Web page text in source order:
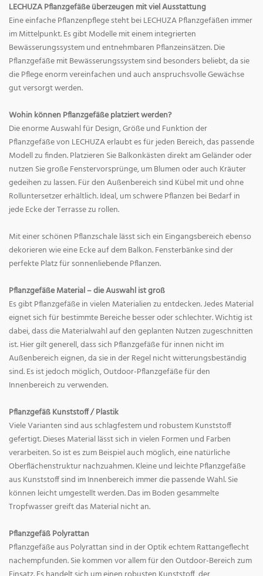
LECHUZA Pflanzgefäße überzeugen mit viel Ausstattung
Eine einfache Pflanzenpflege steht bei LECHUZA Pflanzgefäßen immer
im Mittelpunkt. Es gibt Modelle mit einem integrierten
Bewässerungssystem und entnehmbaren Pflanzeinsätzen. Die
Pflanzgefäße mit Bewässerungssystem sind besonders beliebt, da sie
die Pflege enorm vereinfachen und auch anspruchsvolle Gewächse
gut versorgt werden.
Wohin können Pflanzgefäße platziert werden?
Die enorme Auswahl für Design, Größe und Funktion der
Pflanzgefäße von LECHUZA erlaubt es für jeden Bereich, das passende
Modell zu finden. Platzieren Sie Balkonkästen direkt am Geländer oder
nutzen Sie große Fenstervorsprünge, um Blumen oder auch Kräuter
gedeihen zu lassen. Für den Außenbereich sind Kübel mit und ohne
Rolluntersetzer erhältlich. Ideal, um schwere Pflanzen bei Bedarf in
jede Ecke der Terrasse zu rollen.
Mit einer schönen Pflanzschale lässt sich ein Eingangsbereich ebenso
dekorieren wie eine Ecke auf dem Balkon. Fensterbänke sind der
perfekte Platz für sonnenliebende Pflanzen.
Pflanzgefäße Material – die Auswahl ist groß
Es gibt Pflanzgefäße in vielen Materialien zu entdecken. Jedes Material
eignet sich für bestimmte Bereiche besser oder schlechter. Wichtig ist
dabei, dass die Materialwahl auf den geplanten Nutzen zugeschnitten
ist. Hier gilt generell, dass sich Pflanzgefäße für innen nicht im
Außenbereich eignen, da sie in der Regel nicht witterungsbeständig
sind. Es ist jedoch möglich, Outdoor-Pflanzgefäße für den
Innenbereich zu verwenden.
Pflanzgefäß Kunststoff / Plastik
Viele Varianten sind aus schlagfestem und robustem Kunststoff
gefertigt. Dieses Material lässt sich in vielen Formen und Farben
verarbeiten. So ist es zum Beispiel auch möglich, eine natürliche
Oberflächenstruktur nachzuahmen. Kleine und leichte Pflanzgefäße
aus Kunststoff sind im Innenbereich immer die passende Wahl. Sie
können leicht umgestellt werden. Das im Boden gesammelte
Tropfwasser greift das Material nicht an.
Pflanzgefäß Polyrattan
Pflanzgefäße aus Polyrattan sind in der Optik echtem Rattangeflecht
nachempfunden. Sie kommen vor allem für den Outdoor-Bereich zum